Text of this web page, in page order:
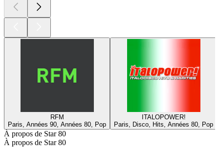
RFM
Paris, Années 90, Années 80, Pop
ITALOPOWER!
Paris, Disco, Hits, Années 80, Pop
À propos de Star 80
À propos de Star 80